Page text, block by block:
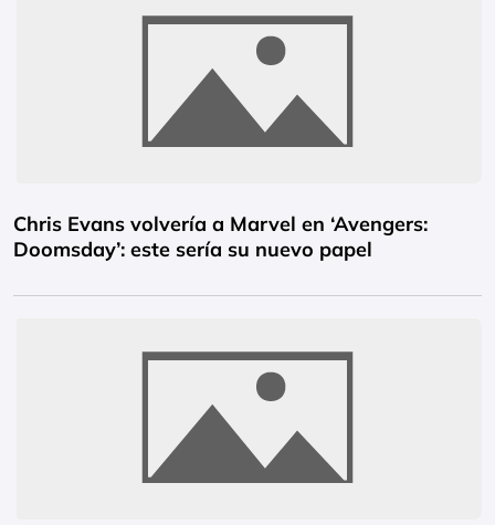
Chris Evans volvería a Marvel en ‘Avengers:
Doomsday’: este sería su nuevo papel